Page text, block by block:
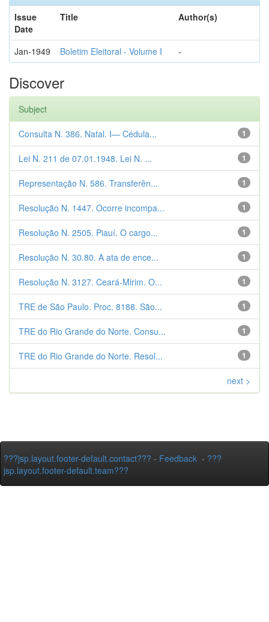
Issue
Date
Title Author(s)
Jan-1949 Boletim Eleitoral - Volume I -
Discover
Subject
1
Consulta N. 386. Natal. I— Cédula...
1
Lei N. 211 de 07.01.1948. Lei N. ...
1
Representação N. 586. Transferên...
1
Resolução N. 1447. Ocorre incompa...
1
Resolução N. 2505. Piauí. O cargo...
1
Resolução N. 30.80. A ata de ence...
1
Resolução N. 3127. Ceará-Mirim. O...
1
TRE de São Paulo. Proc. 8188. São...
1
TRE do Rio Grande do Norte. Consu...
1
TRE do Rio Grande do Norte. Resol...
next >
???jsp.layout.footer-default.contact??? - Feedback - ???
jsp.layout.footer-default.team???